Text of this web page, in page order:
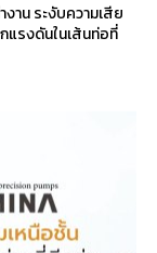
าน ระงับความเสีย
แรงดันในเส้นท่อที่